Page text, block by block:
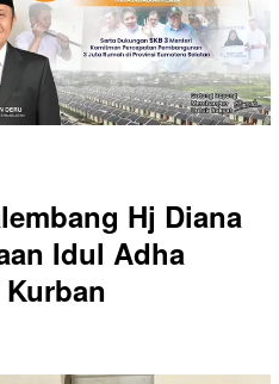
Hj Diana
Idul Adha